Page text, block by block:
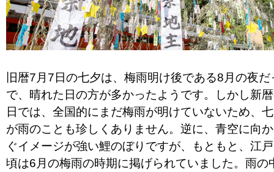
旧暦7月7日の七夕は、梅雨明け後である8月の夜だ
で、晴れた日の方が多かったようです。しかし新
日では、全国的にまだ梅雨が明けていないため、
が雨のことも珍しくありません。逆に、青空に向
ぐイメージが強い鯉のぼりですが、もともと、江
頃は6月の梅雨の時期に掲げられていました。雨の